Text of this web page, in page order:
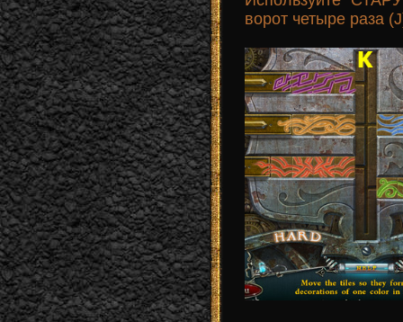
ворот четыре раза